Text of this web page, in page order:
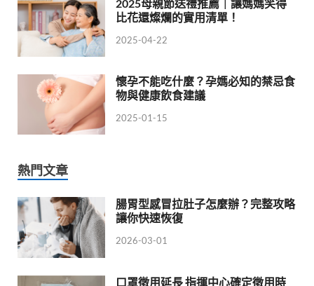
2025母親節送禮推薦｜讓媽媽笑得
比花還燦爛的實用清單！
2025-04-22
懷孕不能吃什麼？孕媽必知的禁忌食
物與健康飲食建議
2025-01-15
熱門文章
腸胃型感冒拉肚子怎麼辦？完整攻略
讓你快速恢復
2026-03-01
口罩徵用延長 指揮中心確定徵用時